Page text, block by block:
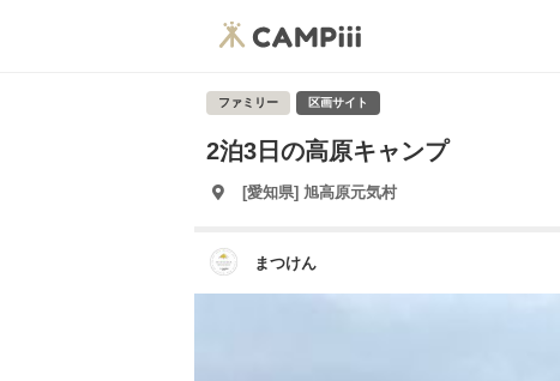
ファミリー 区画サイト
2泊3日の高原キャンプ
[愛知県] 旭高原元気村
まつけん